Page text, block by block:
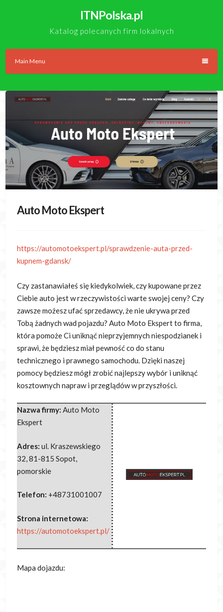
ITNPolska.pl
Katalog polecanych firm lokalnych
Main Menu
Auto Moto Ekspert
https://automotoekspert.pl/sprawdzenie-auta-przed-
kupnem-gdansk/
Czy zastanawiałeś się kiedykolwiek, czy kupowane przez
Ciebie auto jest w rzeczywistości warte swojej ceny? Czy
zawsze możesz ufać sprzedawcy,że nie ukrywa przed
Tobą żadnych wad pojazdu? Auto Moto Ekspert to firma,
która pomoże Ci uniknąć nieprzyjemnych niespodzianek i
sprawi, że będziesz miał pewność co do stanu
technicznego i prawnego samochodu. Dzięki naszej
pomocy będziesz mógł zrobić najlepszy wybór i uniknąć
kosztownych napraw i przeglądów w przyszłości.
Nazwa firmy: Auto Moto
Ekspert
Adres: ul. Kraszewskiego
32,81-815 Sopot,
pomorskie
Telefon: +48731001007
Strona internetowa:
https://automotoekspert.pl/
Mapa dojazdu: